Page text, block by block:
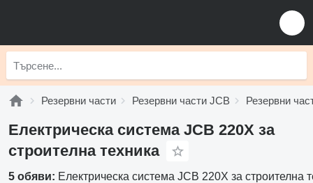
Резервни части Резервни части JCB Резервни
Електрическа система JCB 220X за
строителна техника
5 обяви: Електрическа система JCB 220X за строителна